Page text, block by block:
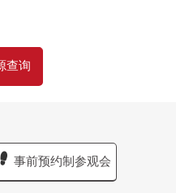
查询
事前预约制参观会